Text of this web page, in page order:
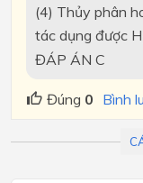
(4) Thủy phân
tác dụng được H
ĐÁP ÁN C
Đúng 0 Bình